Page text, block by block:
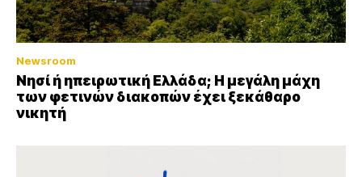
Newsroom
Νησί ή ηπειρωτική Ελλάδα; Η μεγάλη μάχη
των φετινών διακοπών έχει ξεκάθαρο
νικητή